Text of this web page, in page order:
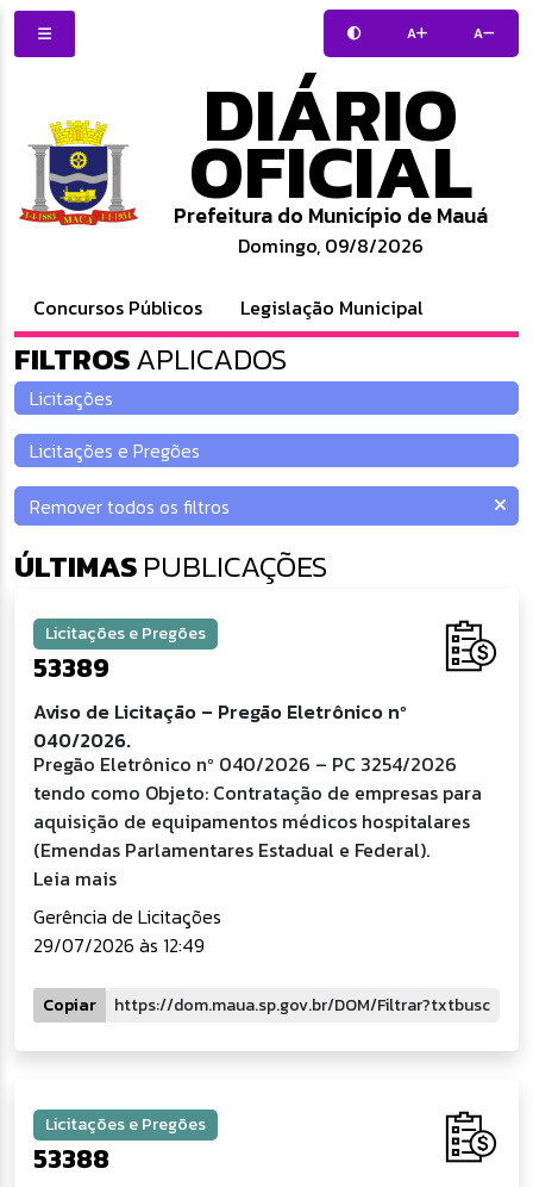
A A
DIÁRIO
OFICIAL
Prefeitura do Município de Mauá
Domingo, 09/8/2026
Concursos Públicos Legislação Municipal
FILTROSAPLICADOS
ÚLTIMASPUBLICAÇÕES
Licitações e Pregões
53389
Aviso de Licitação – Pregão Eletrônico nº
040/2026.
Pregão Eletrônico nº 040/2026 – PC 3254/2026
tendo como Objeto: Contratação de empresas para
aquisição de equipamentos médicos hospitalares
(Emendas Parlamentares Estadual e Federal).
Leia mais
Gerência de Licitações
29/07/2026 às 12:49
Copiar
Licitações e Pregões
53388